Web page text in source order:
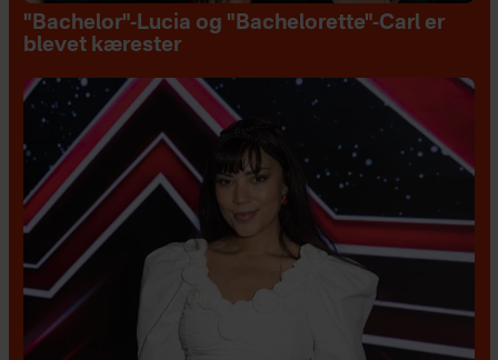
"Bachelor"-Lucia og "Bachelorette"-Carl er
blevet kærester